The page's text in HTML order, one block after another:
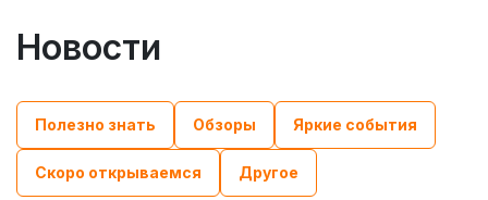
Новости
Полезно знать Обзоры Яркие события
Скоро открываемся Другое